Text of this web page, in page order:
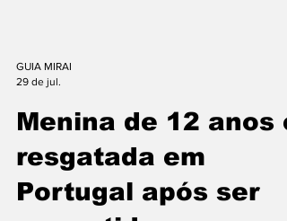
volante. A ação aconteceu em uma avenida
objetivo identificar condutores que
no smartphone. Escondido ent
29 de jul.
Menina de 12 anos é
resgatada em